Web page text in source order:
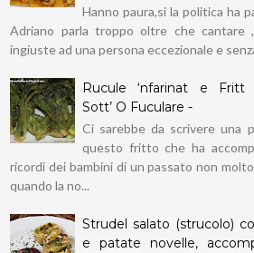
Hanno paura,si la politica ha
Adriano parla troppo oltre che cantare
ingiuste ad una persona eccezionale e
Rucule ‘nfarinat e Fritt
Sott’ O Fuculare -
Ci sarebbe da scrivere una
questo fritto che ha
ricordi dei bambini di un passato non
quando la no...
Strudel salato (strucolo)
e patate novelle,